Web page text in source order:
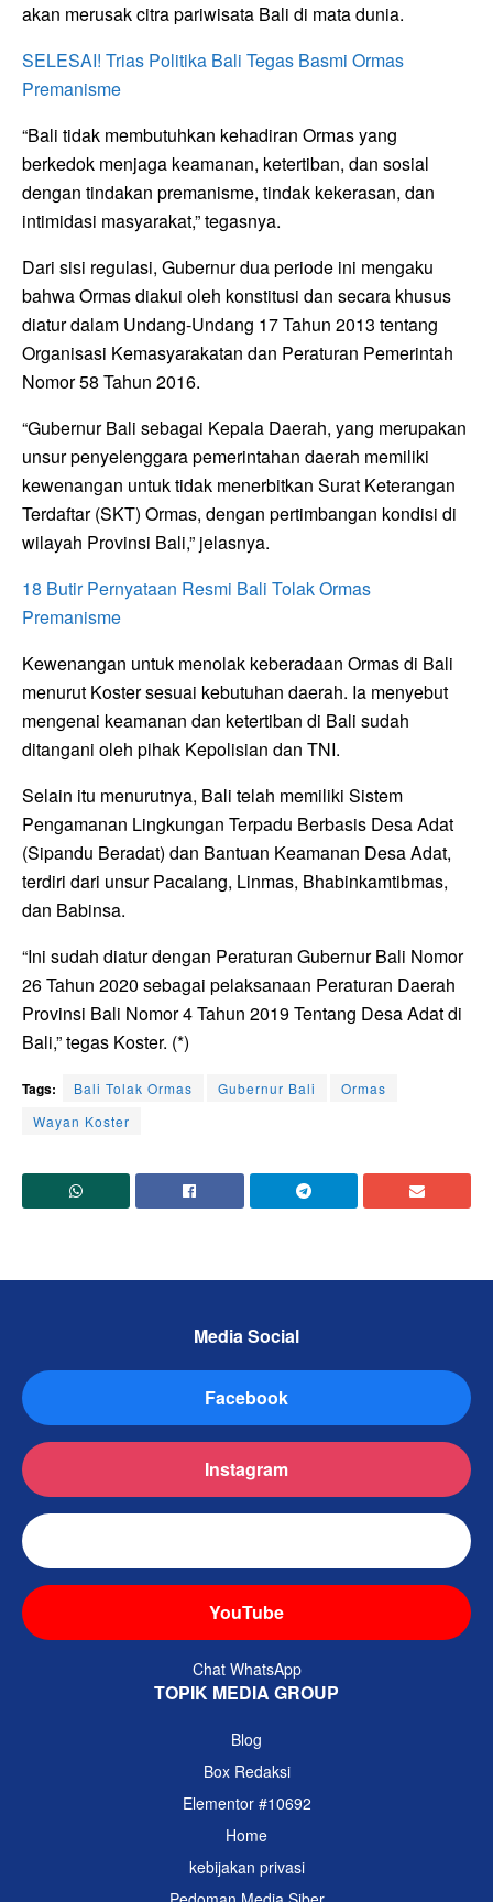
akan merusak citra pariwisata Bali di mata dunia.
SELESAI! Trias Politika Bali Tegas Basmi Ormas
Premanisme
“Bali tidak membutuhkan kehadiran Ormas yang
berkedok menjaga keamanan, ketertiban, dan sosial
dengan tindakan premanisme, tindak kekerasan, dan
intimidasi masyarakat,” tegasnya.
Dari sisi regulasi, Gubernur dua periode ini mengaku
bahwa Ormas diakui oleh konstitusi dan secara khusus
diatur dalam Undang-Undang 17 Tahun 2013 tentang
Organisasi Kemasyarakatan dan Peraturan Pemerintah
Nomor 58 Tahun 2016.
“Gubernur Bali sebagai Kepala Daerah, yang merupakan
unsur penyelenggara pemerintahan daerah memiliki
kewenangan untuk tidak menerbitkan Surat Keterangan
Terdaftar (SKT) Ormas, dengan pertimbangan kondisi di
wilayah Provinsi Bali,” jelasnya.
18 Butir Pernyataan Resmi Bali Tolak Ormas
Premanisme
Kewenangan untuk menolak keberadaan Ormas di Bali
menurut Koster sesuai kebutuhan daerah. Ia menyebut
mengenai keamanan dan ketertiban di Bali sudah
ditangani oleh pihak Kepolisian dan TNI.
Selain itu menurutnya, Bali telah memiliki Sistem
Pengamanan Lingkungan Terpadu Berbasis Desa Adat
(Sipandu Beradat) dan Bantuan Keamanan Desa Adat,
terdiri dari unsur Pacalang, Linmas, Bhabinkamtibmas,
dan Babinsa.
“Ini sudah diatur dengan Peraturan Gubernur Bali Nomor
26 Tahun 2020 sebagai pelaksanaan Peraturan Daerah
Provinsi Bali Nomor 4 Tahun 2019 Tentang Desa Adat di
Bali,” tegas Koster. (*)
Tags: Bali Tolak Ormas Gubernur Bali
Ormas
Wayan Koster
Media Social
Facebook
Instagram
YouTube
Chat WhatsApp
TOPIK MEDIA GROUP
Blog
Box Redaksi
Elementor #10692
Home
kebijakan privasi